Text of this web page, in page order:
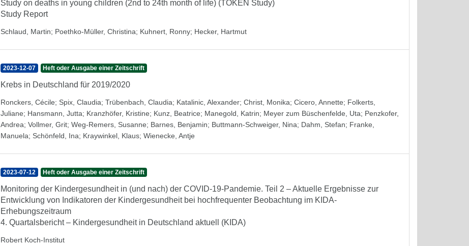
Study on deaths in young children (2nd to 24th month of life) (TOKEN Study)
Study Report
Schlaud, Martin; Poethko-Müller, Christina; Kuhnert, Ronny; Hecker, Hartmut
2023-12-07 Heft oder Ausgabe einer Zeitschrift
Krebs in Deutschland für 2019/2020
Ronckers, Cécile; Spix, Claudia; Trübenbach, Claudia; Katalinic, Alexander; Christ, Monika; Cicero, Annette; Folkerts,
Juliane; Hansmann, Jutta; Kranzhöfer, Kristine; Kunz, Beatrice; Manegold, Katrin; Meyer zum Büschenfelde, Uta; Penzkofer,
Andrea; Vollmer, Grit; Weg-Remers, Susanne; Barnes, Benjamin; Buttmann-Schweiger, Nina; Dahm, Stefan; Franke,
Manuela; Schönfeld, Ina; Kraywinkel, Klaus; Wienecke, Antje
2023-07-12 Heft oder Ausgabe einer Zeitschrift
Monitoring der Kindergesundheit in (und nach) der COVID-19-Pandemie. Teil 2 – Aktuelle Ergebnisse zur
Entwicklung von Indikatoren der Kindergesundheit bei hochfrequenter Beobachtung im KIDA-
Erhebungszeitraum
4. Quartalsbericht – Kindergesundheit in Deutschland aktuell (KIDA)
Robert Koch-Institut